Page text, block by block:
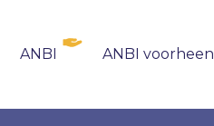
ANBI ANBI